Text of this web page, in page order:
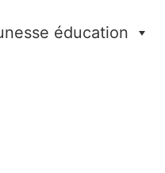
éducation